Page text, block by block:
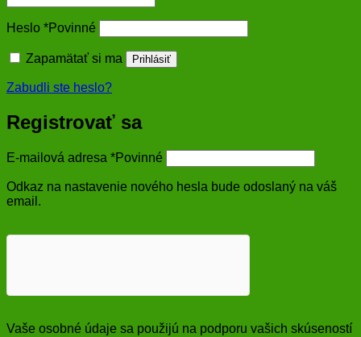
Heslo *Povinné
Zapamätať si ma Prihlásiť
Zabudli ste heslo?
Registrovať sa
E-mailová adresa *Povinné
Odkaz na nastavenie nového hesla bude odoslaný na váš
email.
Vaše osobné údaje sa použijú na podporu vašich skúseností